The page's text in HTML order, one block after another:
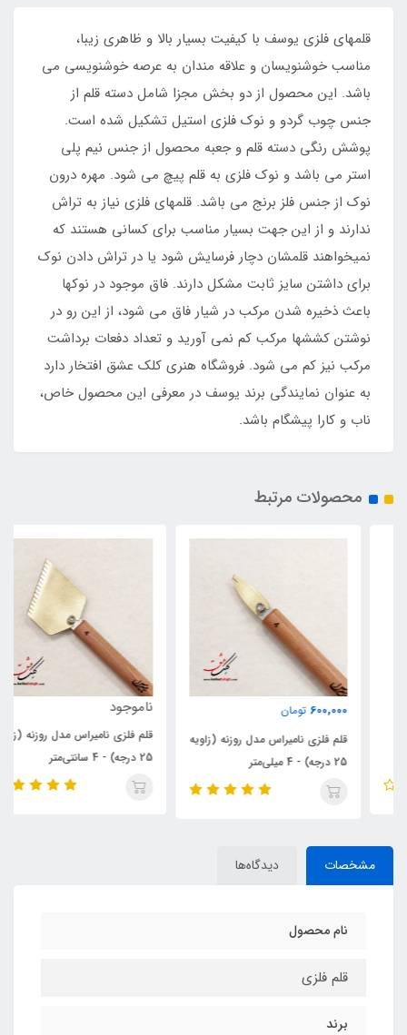
قلمهای فلزی یوسف با کیفیت بسیار بالا و ظاهری زیبا،
مناسب خوشنویسان و علاقه مندان به عرصه خوشنویسی می
باشد. این محصول از دو بخش مجزا شامل دسته قلم از
جنس چوب گردو و نوک فلزی استیل تشکیل شده است.
پوشش رنگی دسته قلم و جعبه محصول از جنس نیم پلی
استر می باشد و نوک فلزی به قلم پیچ می شود. مهره درون
نوک از جنس فلز برنج می باشد. قلمهای فلزی نیاز به تراش
ندارند و از این جهت بسیار مناسب برای کسانی هستند که
نمیخواهند قلمشان دچار فرسایش شود یا در تراش دادن نوک
برای داشتن سایز ثابت مشکل دارند. فاق موجود در نوکها
باعث ذخیره شدن مرکب در شیار فاق می شود، از این رو در
نوشتن کششها مرکب کم نمی آورید و تعداد دفعات برداشت
مرکب نیز کم می شود. فروشگاه هنری کلک عشق افتخار دارد
به عنوان نمایندگی برند یوسف در معرفی این محصول خاص،
ناب و کارا پیشگام باشد.
محصولات مرتبط
600,000 تومان
قلم فلزی نامیراس مدل روزنه (زاویه
ناموجود
قلم فلزی نامیراس مدل روزنه (زاویه
مشخصات دیدگاه‌ها
نام محصول
قلم فلزی
برند